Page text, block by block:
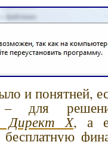
и понятней,
– для
Директ Х, а
бесплатную